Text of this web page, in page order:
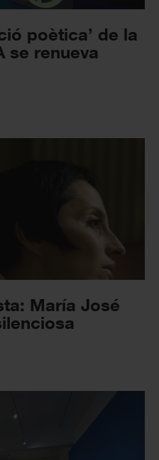
poètica’ de la
se renueva
María José